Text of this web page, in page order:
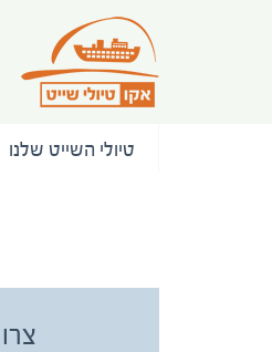
טיולי השייט שלנו